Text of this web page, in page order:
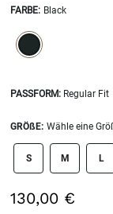
FARBE: Black
SELECTION WILL
selected
PASSFORM: Regular Fit
GRÖßE: Wähle eine
size swatch
S M L
130,00 €